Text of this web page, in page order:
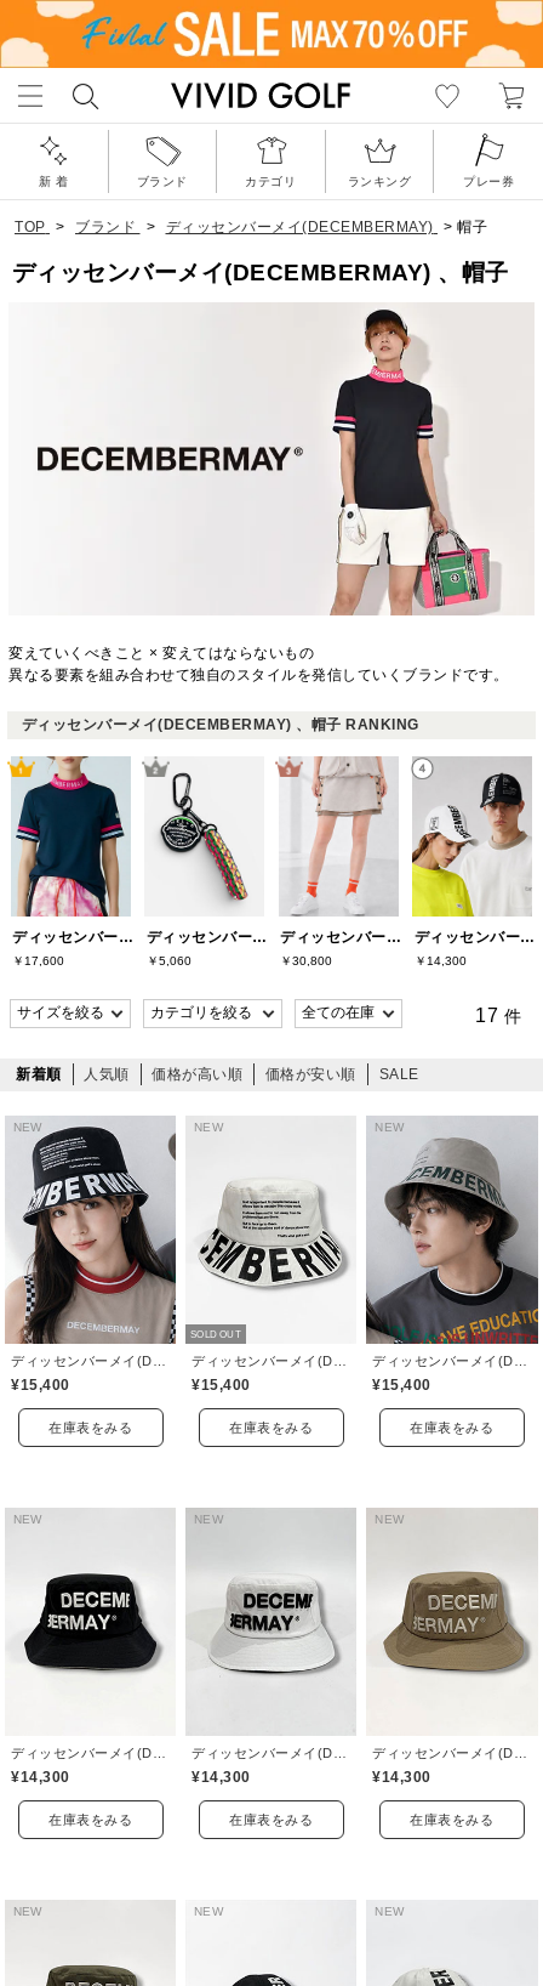
新 着 ブランド カテゴリ ランキング プレー券
TOP > ブランド > ディッセンバーメイ(DECEMBERMAY) > 帽子
ディッセンバーメイ(DECEMBERMAY) 、帽子
変えていくべきこと × 変えてはならないもの
異なる要素を組み合わせて独自のスタイルを発信していくブランドです。
ディッセンバーメイ(DECEMBERMAY) 、帽子 RANKING
ディッセンバーメイ(DECEMBERMAY)
￥17,600
ディッセンバーメイ(DECEMBERMAY)
￥5,060
ディッセンバーメイ(DECEMBERMAY)
￥30,800
ディッセンバーメイ(DECEMBERMAY)
￥14,300
17 件
新着順 人気順 価格が高い順 価格が安い順 SALE
NEW
¥15,400
在庫表をみる
NEW
SOLD OUT
¥15,400
在庫表をみる
NEW
¥15,400
在庫表をみる
NEW
¥14,300
在庫表をみる
NEW
¥14,300
在庫表をみる
NEW
¥14,300
在庫表をみる
NEW NEW NEW